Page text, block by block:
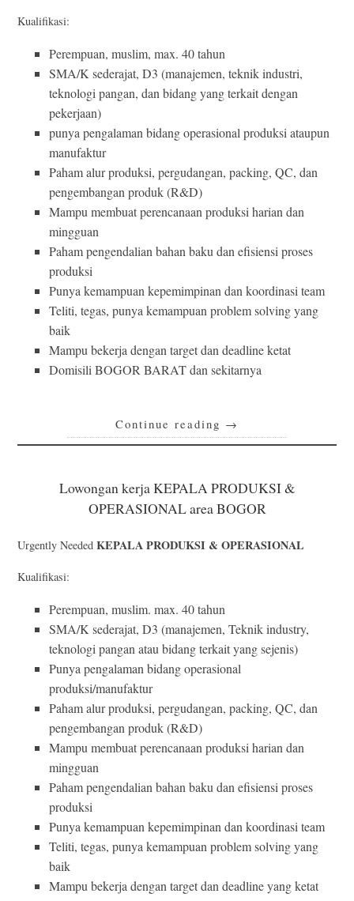
Kualifikasi:
Perempuan, muslim, max. 40 tahun
SMA/K sederajat, D3 (manajemen, teknik industri,
teknologi pangan, dan bidang yang terkait dengan
pekerjaan)
punya pengalaman bidang operasional produksi ataupun
manufaktur
Paham alur produksi, pergudangan, packing, QC, dan
pengembangan produk (R&D)
Mampu membuat perencanaan produksi harian dan
mingguan
Paham pengendalian bahan baku dan efisiensi proses
produksi
Punya kemampuan kepemimpinan dan koordinasi team
Teliti, tegas, punya kemampuan problem solving yang
baik
Mampu bekerja dengan target dan deadline ketat
Domisili BOGOR BARAT dan sekitarnya
Continue reading →
Lowongan kerja KEPALA PRODUKSI &
OPERASIONAL area BOGOR
Urgently NeededKEPALA PRODUKSI & OPERASIONAL
Kualifikasi:
Perempuan, muslim. max. 40 tahun
SMA/K sederajat, D3 (manajemen, Teknik industry,
teknologi pangan atau bidang terkait yang sejenis)
Punya pengalaman bidang operasional
produksi/manufaktur
Paham alur produksi, pergudangan, packing, QC, dan
pengembangan produk (R&D)
Mampu membuat perencanaan produksi harian dan
mingguan
Paham pengendalian bahan baku dan efisiensi proses
produksi
Punya kemampuan kepemimpinan dan koordinasi team
Teliti, tegas, punya kemampuan problem solving yang
baik
Mampu bekerja dengan target dan deadline yang ketat